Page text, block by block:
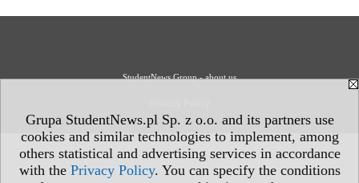
Grupa StudentNews.pl Sp. z o.o. and its partners use
cookies and similar technologies to implement, among
others statistical and advertising services in accordance
with the Privacy Policy. You can specify the conditions
StudentNews Group - about us